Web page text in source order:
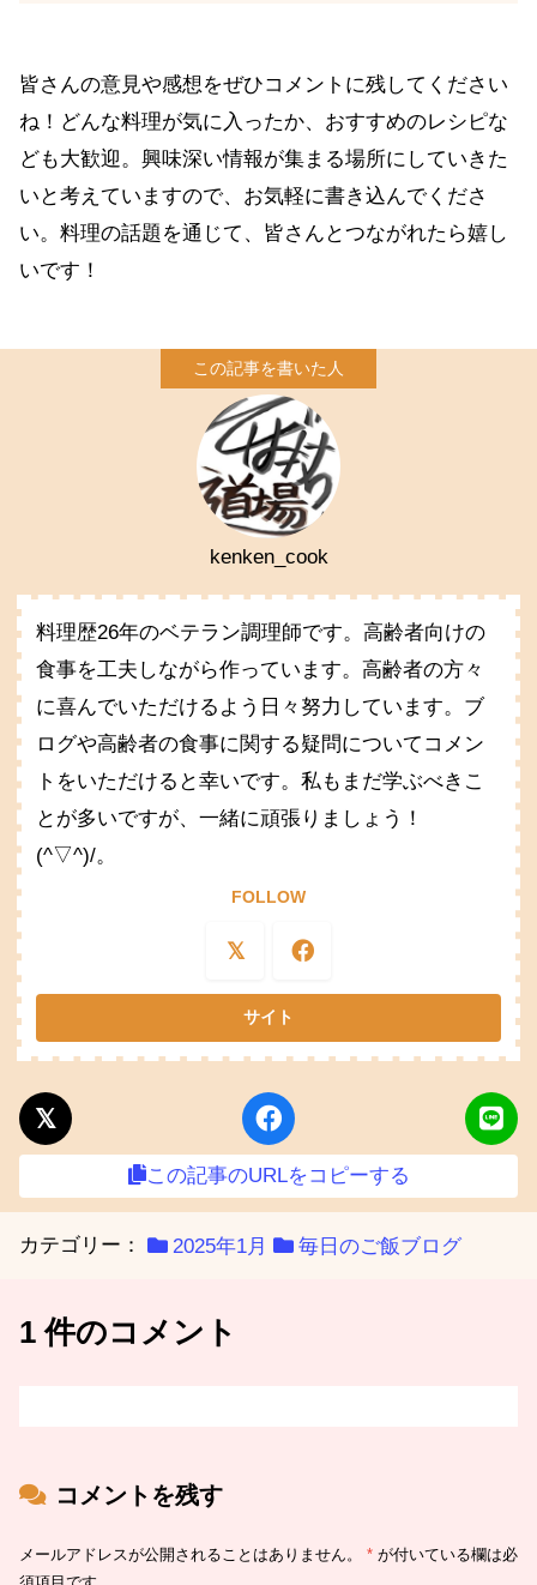
皆さんの意見や感想をぜひコメントに残してください
ね！どんな料理が気に入ったか、おすすめのレシピな
ども大歓迎。興味深い情報が集まる場所にしていきた
いと考えていますので、お気軽に書き込んでくださ
い。料理の話題を通じて、皆さんとつながれたら嬉し
いです！
kenken_cook
料理歴26年のベテラン調理師です。高齢者向けの
食事を工夫しながら作っています。高齢者の方々
に喜んでいただけるよう日々努力しています。ブ
ログや高齢者の食事に関する疑問についてコメン
トをいただけると幸いです。私もまだ学ぶべきこ
とが多いですが、一緒に頑張りましょう！
(^▽^)/。
FOLLOW
この記事のURLをコピーする
カテゴリー： 2025年1月 毎日のご飯ブログ
1 件のコメント
コメントを残す
メールアドレスが公開されることはありません。 * が付いている欄は必